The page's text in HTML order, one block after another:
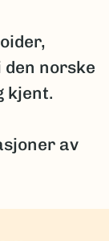
norske
kjent.
av